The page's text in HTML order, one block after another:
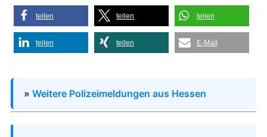
teilen teilen teilen
teilen teilen E-Mail
» Weitere Polizeimeldungen aus Hessen